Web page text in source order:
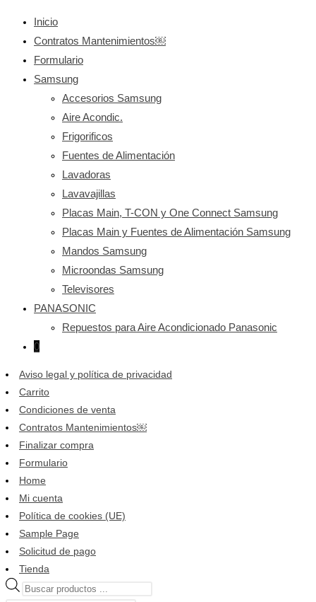
Inicio
Contratos Mantenimientos￼
Formulario
Samsung
Accesorios Samsung
Aire Acondic.
Frigorificos
Fuentes de Alimentación
Lavadoras
Lavavajillas
Placas Main, T-CON y One Connect Samsung
Placas Main y Fuentes de Alimentación Samsung
Mandos Samsung
Microondas Samsung
Televisores
PANASONIC
Repuestos para Aire Acondicionado Panasonic
0
Aviso legal y política de privacidad
Carrito
Condiciones de venta
Contratos Mantenimientos￼
Finalizar compra
Formulario
Home
Mi cuenta
Política de cookies (UE)
Sample Page
Solicitud de pago
Tienda
Búsqueda